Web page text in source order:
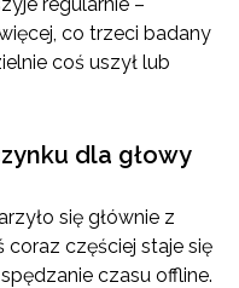
co trzeci badany
coś uszył lub
dla głowy
się głównie z
częściej staje się
czasu offline.